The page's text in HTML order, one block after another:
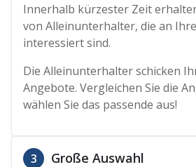
Innerhalb kürzester Zeit
von Alleinunterhalter, die an
interessiert sind.
Die Alleinunterhalter schicken
Angebote. Vergleichen Sie die
wählen Sie das passende aus!
3 Große Auswahl